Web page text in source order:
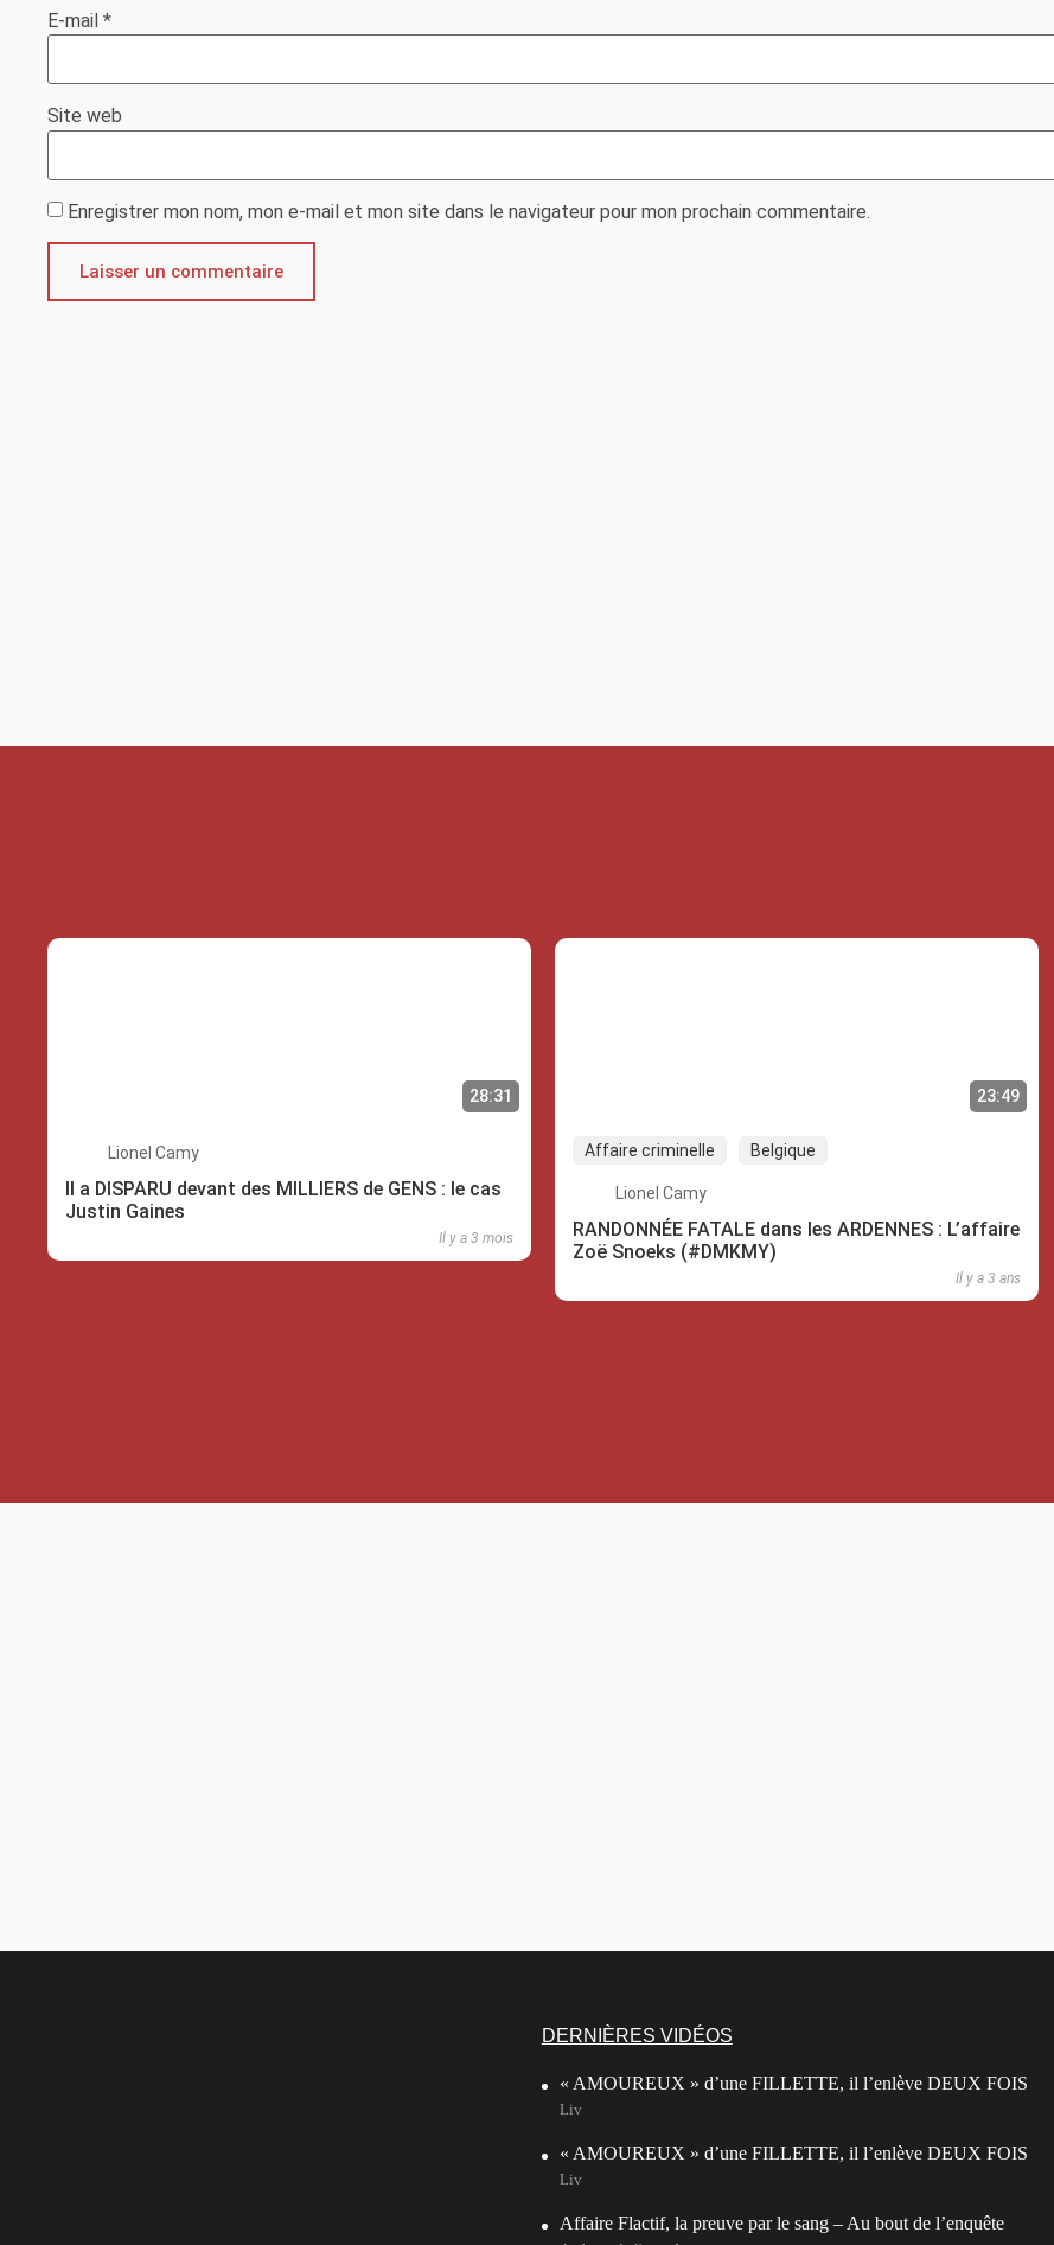
E-mail *
Site web
Enregistrer mon nom, mon e-mail et mon site dans le navigateur pour mon prochain commentaire.
28:31
Lionel Camy
Il a DISPARU devant des MILLIERS de GENS : le cas
Justin Gaines
Il y a 3 mois
23:49
Affaire criminelle Belgique
Lionel Camy
RANDONNÉE FATALE dans les ARDENNES : L’affaire
Zoë Snoeks (#DMKMY)
Il y a 3 ans
DERNIÈRES VIDÉOS
« AMOUREUX » d’une FILLETTE, il l’enlève DEUX FOIS
Liv
« AMOUREUX » d’une FILLETTE, il l’enlève DEUX FOIS
Liv
Affaire Flactif, la preuve par le sang – Au bout de l’enquête